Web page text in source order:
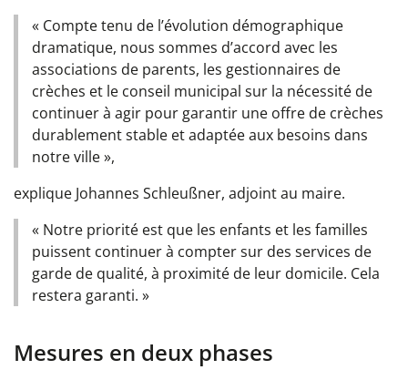
« Compte tenu de l’évolution démographique
dramatique, nous sommes d’accord avec les
associations de parents, les gestionnaires de
crèches et le conseil municipal sur la nécessité de
continuer à agir pour garantir une offre de crèches
durablement stable et adaptée aux besoins dans
notre ville »,
explique Johannes Schleußner, adjoint au maire.
« Notre priorité est que les enfants et les familles
puissent continuer à compter sur des services de
garde de qualité, à proximité de leur domicile. Cela
restera garanti. »
Mesures en deux phases